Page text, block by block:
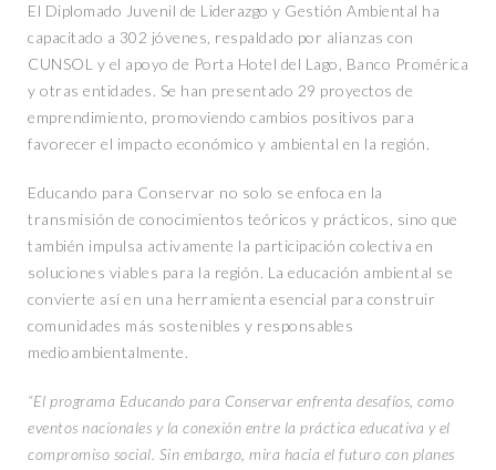
El Diplomado Juvenil de Liderazgo y Gestión Ambiental ha
capacitado a 302 jóvenes, respaldado por alianzas con
CUNSOL y el apoyo de Porta Hotel del Lago, Banco Promérica
y otras entidades. Se han presentado 29 proyectos de
emprendimiento, promoviendo cambios positivos para
favorecer el impacto económico y ambiental en la región.
Educando para Conservar no solo se enfoca en la
transmisión de conocimientos teóricos y prácticos, sino que
también impulsa activamente la participación colectiva en
soluciones viables para la región. La educación ambiental se
convierte así en una herramienta esencial para construir
comunidades más sostenibles y responsables
medioambientalmente.
“El programa Educando para Conservar enfrenta desafíos, como
eventos nacionales y la conexión entre la práctica educativa y el
compromiso social. Sin embargo, mira hacia el futuro con planes